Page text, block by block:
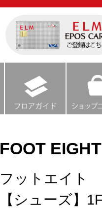
FOOT EIGHT
フットエイト
【シューズ】